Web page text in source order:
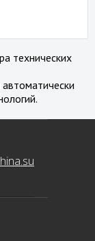
технических